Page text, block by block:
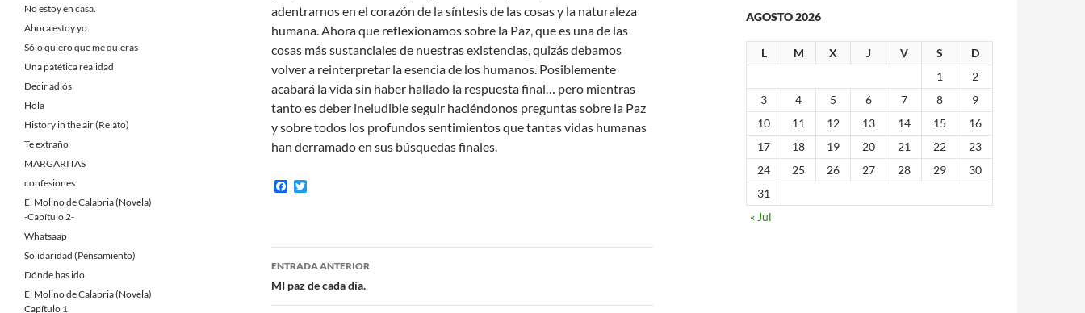
adentrarnos en el corazón de la síntesis de las cosas y la naturaleza
humana. Ahora que reflexionamos sobre la Paz, que es una de las
cosas más sustanciales de nuestras existencias, quizás debamos
volver a reinterpretar la esencia de los humanos. Posiblemente
acabará la vida sin haber hallado la respuesta final… pero mientras
tanto es deber ineludible seguir haciéndonos preguntas sobre la Paz
y sobre todos los profundos sentimientos que tantas vidas humanas
han derramado en sus búsquedas finales.
F
o
o
e
r
Navegación
de
ENTRADA ANTERIOR
MI paz de cada día.
AGOSTO 2026
L M X J V S
D
1
2
3
4 5 6 7 8
9
10
11 12 13 14 15
16
17
18 19 20 21 22
23
24
25 26 27 28 29
30
31
« Jul
No estoy en casa.
Ahora estoy yo.
Sólo quiero que me quieras
Una patética realidad
Decir adiós
Hola
History in the air (Relato)
Te extraño
MARGARITAS
confesiones
El Molino de Calabria (Novela)
-Capítulo 2-
Whatsaap
Solidaridad (Pensamiento)
Dónde has ido
El Molino de Calabria (Novela)
Capítulo 1